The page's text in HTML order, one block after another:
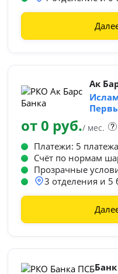
Ак
от 0 руб./ мес.
Платежи: 5
Счёт по нормам
Прозрачные
3 отделения и